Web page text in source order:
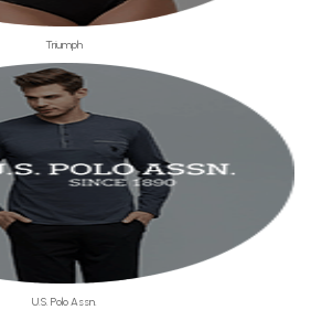
Triumph
U.S. Polo Assn.